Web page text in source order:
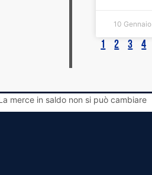
10
1 2 3 4
merce in saldo non si può cambiare